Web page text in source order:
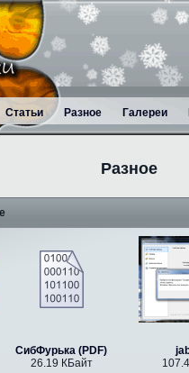
Статьи Разное Галереи
Разное
СибФурька (PDF)
26.19 КБайт